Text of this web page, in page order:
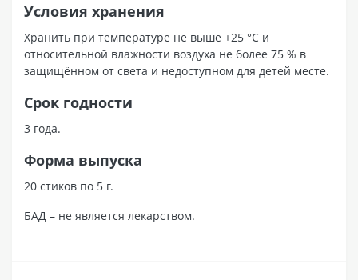
Условия хранения
Хранить при температуре не выше +25 °С и
относительной влажности воздуха не более 75 % в
защищённом от света и недоступном для детей месте.
Срок годности
3 года.
Форма выпуска
20 стиков по 5 г.
БАД – не является лекарством.